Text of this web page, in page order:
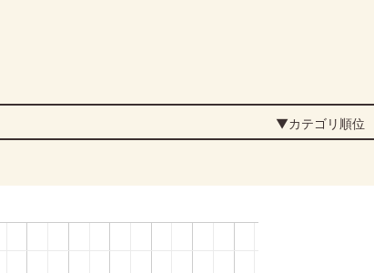
▼カテゴリ順位